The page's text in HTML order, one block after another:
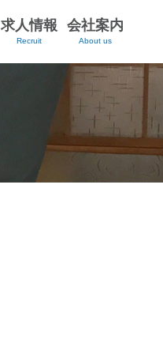
求人情報 会社案内